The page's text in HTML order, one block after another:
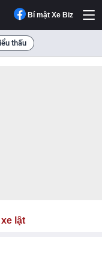
Bí mật Xe Biz
thấu
xe lật